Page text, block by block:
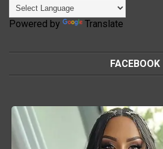
Powered by Translate
FACEBOOK